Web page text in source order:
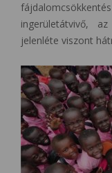
ingerületátvivő,
jelenléte viszont